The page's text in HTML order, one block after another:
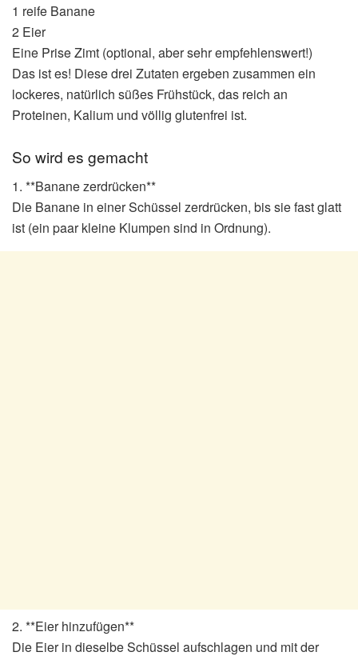
1 reife Banane
2 Eier
Eine Prise Zimt (optional, aber sehr empfehlenswert!)
Das ist es! Diese drei Zutaten ergeben zusammen ein
lockeres, natürlich süßes Frühstück, das reich an
Proteinen, Kalium und völlig glutenfrei ist.
So wird es gemacht
1. **Banane zerdrücken**
Die Banane in einer Schüssel zerdrücken, bis sie fast glatt
ist (ein paar kleine Klumpen sind in Ordnung).
2. **Eier hinzufügen**
Die Eier in dieselbe Schüssel aufschlagen und mit der